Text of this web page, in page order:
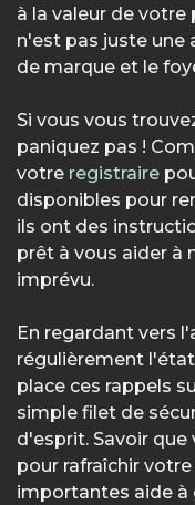
à la valeur de votre
n'est pas juste une
de marque et le
Si vous vous
paniquez pas !
votre registraire
disponibles pour
ils ont des
prêt à vous aider à
imprévu.
En regardant vers
régulièrement
place ces rappels
simple filet de
d'esprit. Savoir
pour rafraîchir
importantes aide à